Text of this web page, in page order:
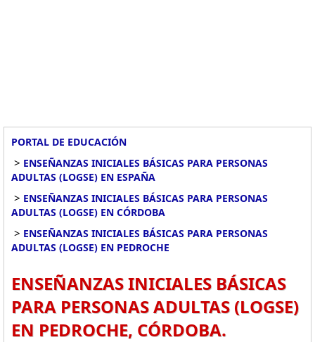
PORTAL DE EDUCACIÓN
> ENSEÑANZAS INICIALES BÁSICAS PARA PERSONAS
ADULTAS (LOGSE) EN ESPAÑA
> ENSEÑANZAS INICIALES BÁSICAS PARA PERSONAS
ADULTAS (LOGSE) EN CÓRDOBA
> ENSEÑANZAS INICIALES BÁSICAS PARA PERSONAS
ADULTAS (LOGSE) EN PEDROCHE
ENSEÑANZAS INICIALES BÁSICAS
PARA PERSONAS ADULTAS (LOGSE)
EN PEDROCHE, CÓRDOBA.